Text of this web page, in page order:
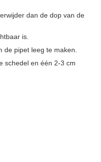
dan de dop van de
is.
pipet leeg te maken.
schedel en één 2-3 cm